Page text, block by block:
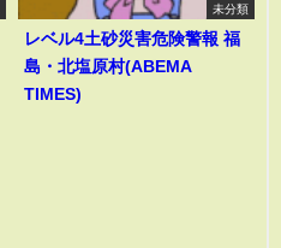
未分類
レベル4土砂災害危険警報 福
島・北塩原村(ABEMA
TIMES)